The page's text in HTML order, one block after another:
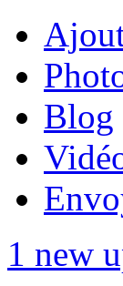
Blog
1 new